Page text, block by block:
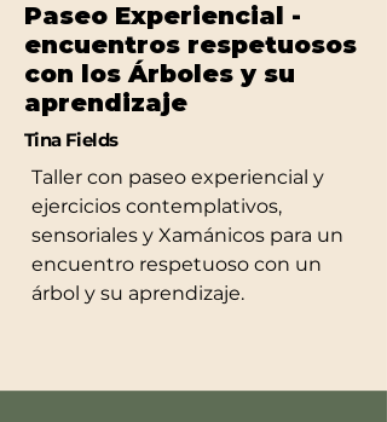
Paseo Experiencial -
encuentros respetuosos
con los Árboles y su
aprendizaje
Tina Fields
Taller con paseo experiencial y
ejercicios contemplativos,
sensoriales y Xamánicos para un
encuentro respetuoso con un
árbol y su aprendizaje.